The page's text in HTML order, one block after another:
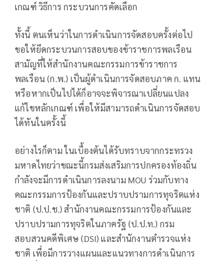
เกณฑ์ วิธีการ กระบวนการคัดเลือก
ทั้งนี้ ตนเห็นว่าในการดำเนินการจัดสอบครั้งต่อไป
ขอให้ยึดกระบวนการสอบของข้าราชการพลเรือน
สามัญที่ให้สำนักงานคณะกรรมการข้าราชการ
พลเรือน (ก.พ.) เป็นผู้ดำเนินการจัดสอบภาค ก. แทน
หรือหากเป็นไปได้ก็อาจจะพิจารณาเปลี่ยนแปลง
แก้ไขหลักเกณฑ์ เพื่อให้มีสามารถดำเนินการจัดสอบ
ได้ทันในครั้งนี้
อย่างไรก็ตาม ในเบื้องต้นได้รับทราบจากกระทรวง
มหาดไทยว่าขณะนี้กรมส่งเสริมการปกครองท้องถิ่น
กำลังจะมีการดำเนินการลงนาม MOU ร่วมกับทาง
คณะกรรมการป้องกันและปราบปรามการทุจริตแห่ง
ชาติ (ป.ป.ช.) สำนักงานคณะกรรมการป้องกันและ
ปราบปรามการทุจริตในภาครัฐ (ป.ป.ท.) กรม
สอบสวนคดีพิเศษ (DSI) และสำนักงานตำรวจแห่ง
ชาติ เพื่อมีการวางแผนและแนวทางการดำเนินการ